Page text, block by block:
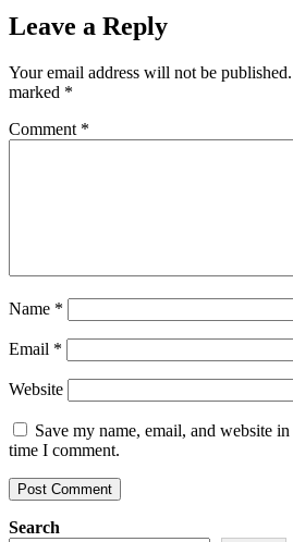
Leave a Reply
Your email address will not be published.
marked *
Comment *
Name *
Email *
Website
Save my name, email, and website
time I comment.
Search